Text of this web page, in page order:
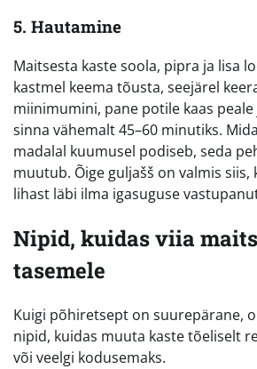
5. Hautamine
Maitsesta kaste soola, pipra ja lisa
kastmel keema tõusta, seejärel
miinimumini, pane potile kaas
sinna vähemalt 45–60 minutiks.
madalal kuumusel podiseb, seda
muutub. Õige guljašš on valmis siis,
lihast läbi ilma igasuguse
Nipid, kuidas viia
tasemele
Kuigi põhiretsept on suurepärane,
nipid, kuidas muuta kaste tõeliselt
või veelgi kodusemaks.